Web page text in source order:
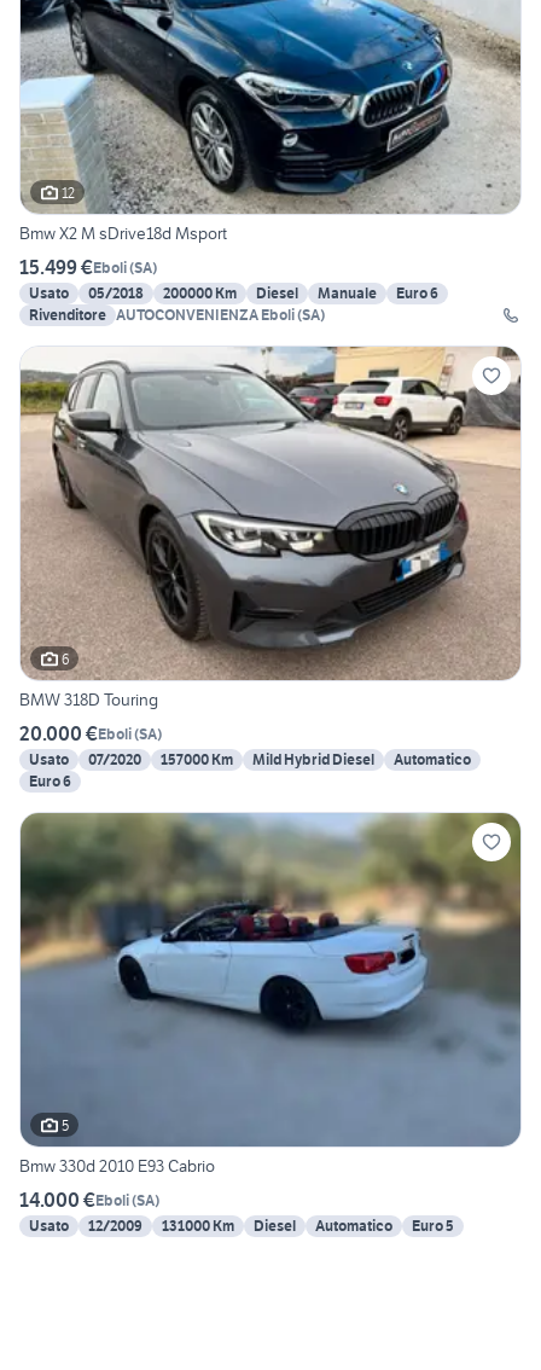
12
Bmw X2 M sDrive18d Msport
15.499 €Eboli(SA)
Usato
05/2018 200000 Km Diesel Manuale
Euro 6
Rivenditore
AUTOCONVENIENZA Eboli (SA)
6
BMW 318D Touring
20.000 €Eboli(SA)
Usato
07/2020 157000 Km Mild Hybrid Diesel
Automatico
Euro 6
5
Bmw 330d 2010 E93 Cabrio
14.000 €Eboli(SA)
Usato
12/2009 131000 Km Diesel Automatico Euro 5